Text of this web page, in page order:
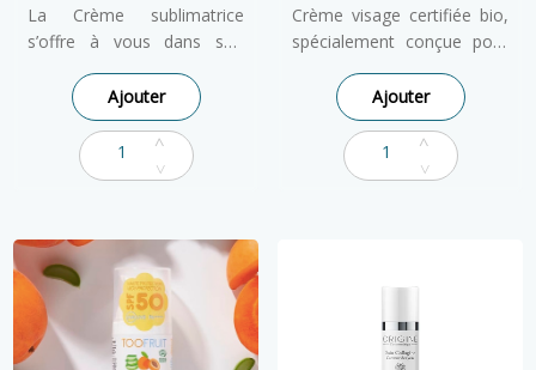
La Crème sublimatrice
s’offre à vous dans son
édition “Un beau matin
d’été”. Ses notes de freesia,
bergamote et fleurs
blanches dévoilent une
sensation florale unique.
sublimatrice est un
concentré d’actifs. Jour
après jour, la Crème
sublimatrice offre une
hydratation sensorielle et
Ajouter
Crème visage certifiée bio,
spécialement conçue pour
les enfants. Fluide et légère,
elle hydrate et protège la
peau du visage. À l'eau de
pomme hydratante et aux
extraits de mûres
Ajouter